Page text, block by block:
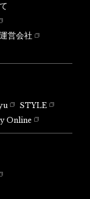
運営会社
STYLE
Online